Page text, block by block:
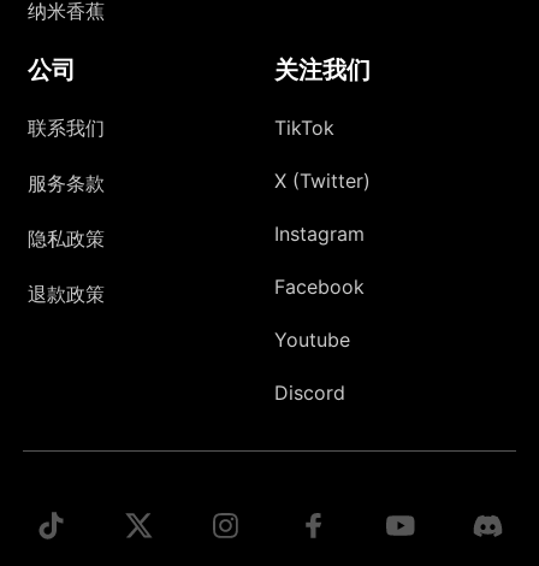
纳米香蕉
公司
联系我们
服务条款
隐私政策
退款政策
关注我们
TikTok
X (Twitter)
Instagram
Facebook
Youtube
Discord